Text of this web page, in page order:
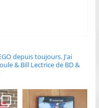
depuis toujours.J'ai
& Bill Lectrice de BD &